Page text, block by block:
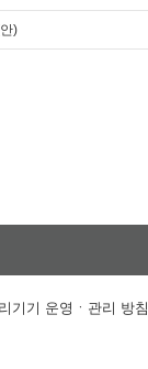
)
기기 운영ㆍ관리 방침